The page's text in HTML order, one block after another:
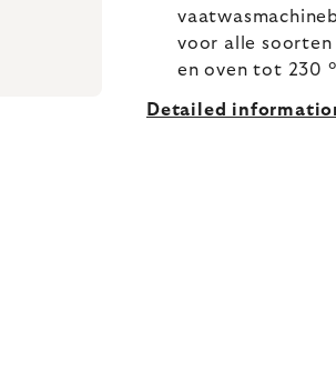
voor alle
en oven tot 230
Detailed